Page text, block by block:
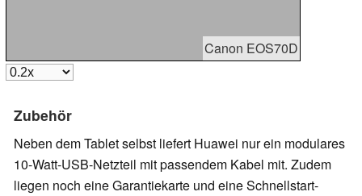
Canon EOS70D
Zubehör
Neben dem Tablet selbst liefert Huawei nur ein modulares
10-Watt-USB-Netzteil mit passendem Kabel mit. Zudem
liegen noch eine Garantiekarte und eine Schnellstart-